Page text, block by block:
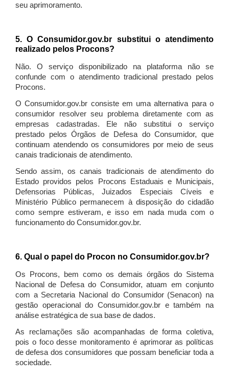
seu aprimoramento.
5. O Consumidor.gov.br substitui o atendimento
realizado pelos Procons?
Não. O serviço disponibilizado na plataforma não se
confunde com o atendimento tradicional prestado pelos
Procons.
O Consumidor.gov.br consiste em uma alternativa para o
consumidor resolver seu problema diretamente com as
empresas cadastradas. Ele não substitui o serviço
prestado pelos Órgãos de Defesa do Consumidor, que
continuam atendendo os consumidores por meio de seus
canais tradicionais de atendimento.
Sendo assim, os canais tradicionais de atendimento do
Estado providos pelos Procons Estaduais e Municipais,
Defensorias Públicas, Juizados Especiais Cíveis e
Ministério Público permanecem à disposição do cidadão
como sempre estiveram, e isso em nada muda com o
funcionamento do Consumidor.gov.br.
6. Qual o papel do Procon no Consumidor.gov.br?
Os Procons, bem como os demais órgãos do Sistema
Nacional de Defesa do Consumidor, atuam em conjunto
com a Secretaria Nacional do Consumidor (Senacon) na
gestão operacional do Consumidor.gov.br e também na
análise estratégica de sua base de dados.
As reclamações são acompanhadas de forma coletiva,
pois o foco desse monitoramento é aprimorar as políticas
de defesa dos consumidores que possam beneficiar toda a
sociedade.